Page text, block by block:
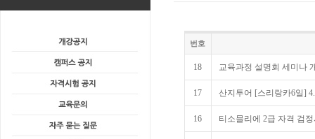
번호
18 교육과정 설명회 세미나
17 산지투어 [스리랑카6일]
16 티소믈리에 2급 자격 검